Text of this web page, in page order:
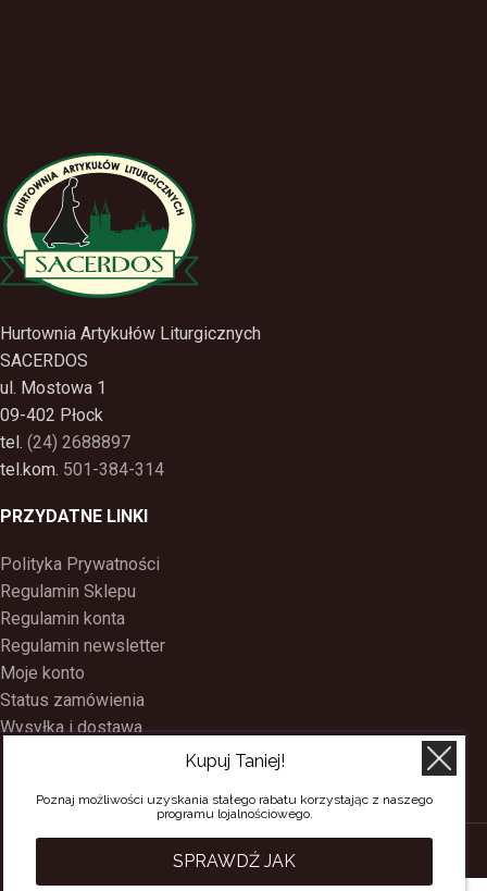
Hurtownia Artykułów Liturgicznych
SACERDOS
ul. Mostowa 1
09-402 Płock
tel. (24) 2688897
tel.kom. 501-384-314
PRZYDATNE LINKI
Polityka Prywatności
Regulamin Sklepu
Regulamin konta
Regulamin newsletter
Moje konto
Status zamówienia
Wysyłka i dostawa
Program Lojalnościowy
SACERDOSCREATED BYBEEON TOP. PREMIUM WEB & E-COMMERCE
SOLUTIONS.
Kupuj Taniej!
Poznaj możliwości uzyskania stałego rabatu korzystając z naszego
programu lojalnościowego.
SPRAWDŹ JAK